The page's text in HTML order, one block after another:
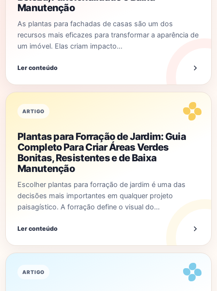
Manutenção
As plantas para fachadas de casas são um dos
recursos mais eficazes para transformar a aparência de
um imóvel. Elas criam impacto…
Ler conteúdo
ARTIGO
Plantas para Forração de Jardim: Guia
Completo Para Criar Áreas Verdes
Bonitas, Resistentes e de Baixa
Manutenção
Escolher plantas para forração de jardim é uma das
decisões mais importantes em qualquer projeto
paisagístico. A forração define o visual do…
Ler conteúdo
ARTIGO